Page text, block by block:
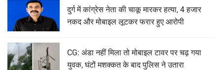
दुर्ग में कांग्रेस नेता की चाकू मारकर हत्या, 4 हजार
नकद और मोबाइल लूटकर फरार हुए आरोपी
CG: अंडा नहीं मिला तो मोबाइल टावर पर चढ़ गया
युवक, घंटों मशक्कत के बाद पुलिस ने उतारा